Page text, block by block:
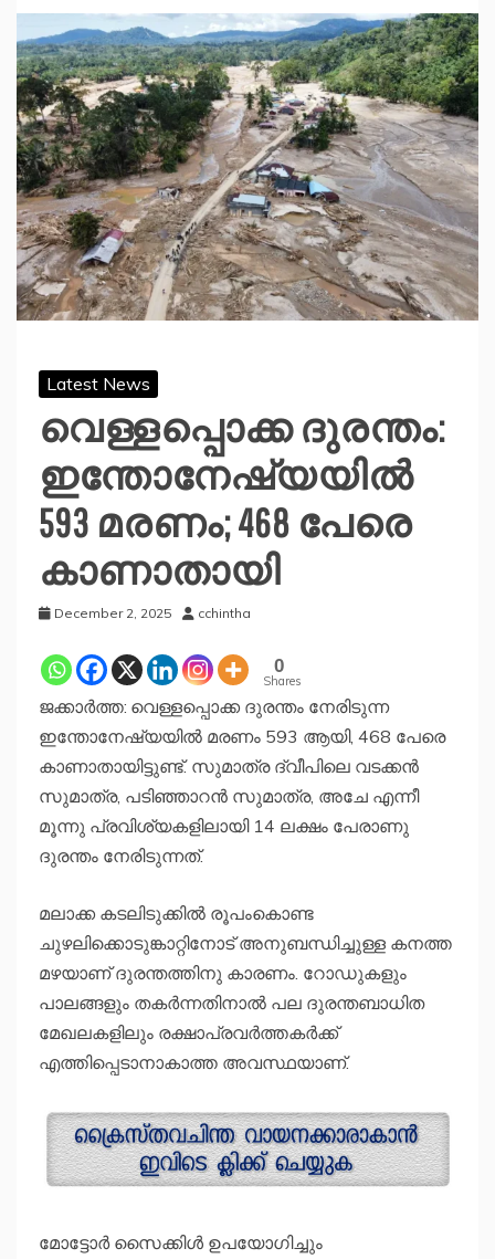
Latest News
വെള്ളപ്പൊക്ക ദുരന്തം:
ഇന്തോനേഷ്യയില്‍
593 മരണം; 468 പേരെ
കാണാതായി
December 2, 2025 cchintha
0
Shares
ജക്കാർത്ത: വെള്ളപ്പൊക്ക ദുരന്തം നേരിടുന്ന
ഇന്തോനേഷ്യയില്‍ മരണം 593 ആയി, 468 പേരെ
കാണാതായിട്ടുണ്ട്. സുമാത്ര ദ്വീപിലെ വടക്കൻ
സുമാത്ര, പടിഞ്ഞാറൻ സുമാത്ര, അചേ എന്നീ
മൂന്നു പ്രവിശ്യകളിലായി 14 ലക്ഷം പേരാണു
ദുരന്തം നേരിടുന്നത്.
മലാക്ക കടലിടുക്കില്‍ രൂപംകൊണ്ട
ചുഴലിക്കൊടുങ്കാറ്റിനോട് അനുബന്ധിച്ചുള്ള കനത്ത
മഴയാണ് ദുരന്തത്തിനു കാരണം. റോഡുകളും
പാലങ്ങളും തകർന്നതിനാല്‍ പല ദുരന്തബാധിത
മേഖലകളിലും രക്ഷാപ്രവർത്തകർക്ക്
എത്തിപ്പെടാനാകാത്ത അവസ്ഥയാണ്.
മോട്ടോർ സൈക്കിള്‍ ഉപയോഗിച്ചും